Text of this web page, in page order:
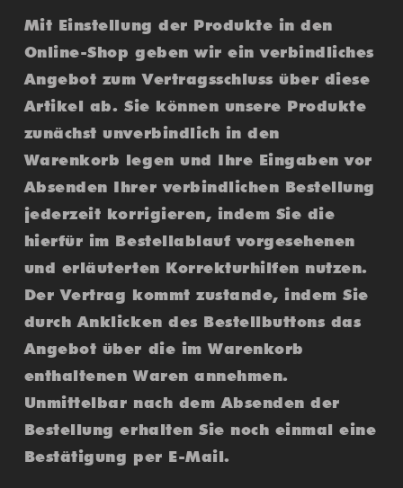
Mit Einstellung der Produkte in den
Online-Shop geben wir ein verbindliches
Angebot zum Vertragsschluss über diese
Artikel ab. Sie können unsere Produkte
zunächst unverbindlich in den
Warenkorb legen und Ihre Eingaben vor
Absenden Ihrer verbindlichen Bestellung
jederzeit korrigieren, indem Sie die
hierfür im Bestellablauf vorgesehenen
und erläuterten Korrekturhilfen nutzen.
Der Vertrag kommt zustande, indem Sie
durch Anklicken des Bestellbuttons das
Angebot über die im Warenkorb
enthaltenen Waren annehmen.
Unmittelbar nach dem Absenden der
Bestellung erhalten Sie noch einmal eine
Bestätigung per E-Mail.